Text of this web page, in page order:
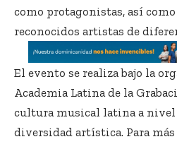
como protagonistas, así
reconocidos artistas de
El evento se realiza bajo la
Academia Latina de la
cultura musical latina a
diversidad artística. Para